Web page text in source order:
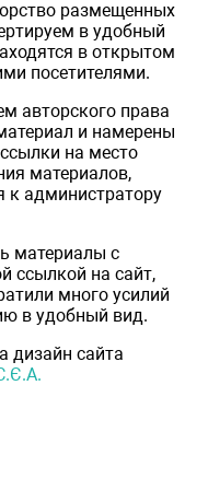
размещенных
в удобный
в открытом
посетителями.
авторского права
и намерены
на место
материалов,
к администратору
материалы с
ссылкой на сайт,
много усилий
в удобный вид.
дизайн сайта